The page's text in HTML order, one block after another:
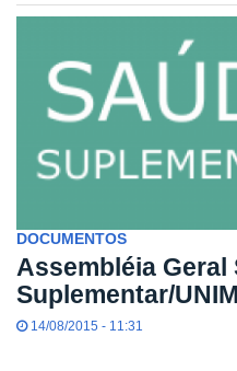
DOCUMENTOS
Assembléia Geral
Suplementar/
14/08/2015 - 11:31